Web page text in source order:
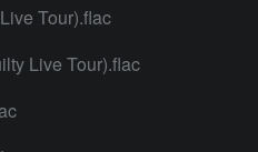
Tour).flac
Live Tour).flac